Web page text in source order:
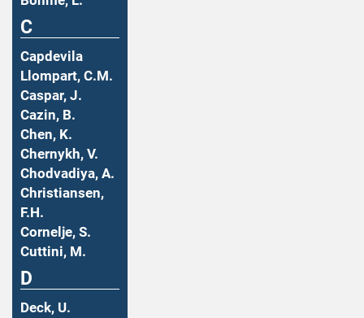
C
Capdevila
Llompart, C.M.
Caspar, J.
Cazin, B.
Chen, K.
Chernykh, V.
Chodvadiya, A.
Christiansen,
F.H.
Cornelje, S.
Cuttini, M.
D
Deck, U.